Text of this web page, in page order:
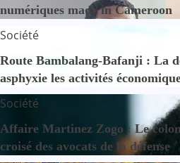
numériques made in Cameroon
Société
Route Bambalang-Bafanji : La
asphyxie les activités
Société
Affaire Martinez Zogo : Le
croisé des avocats de la défense